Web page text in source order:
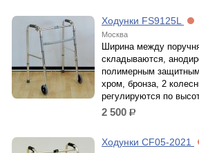
Ходунки FS9125L
Москва
Ширина между
складываются,
полимерным
хром, бронза, 2
регулируются по
2 500 р.
Ходунки CF05-2021